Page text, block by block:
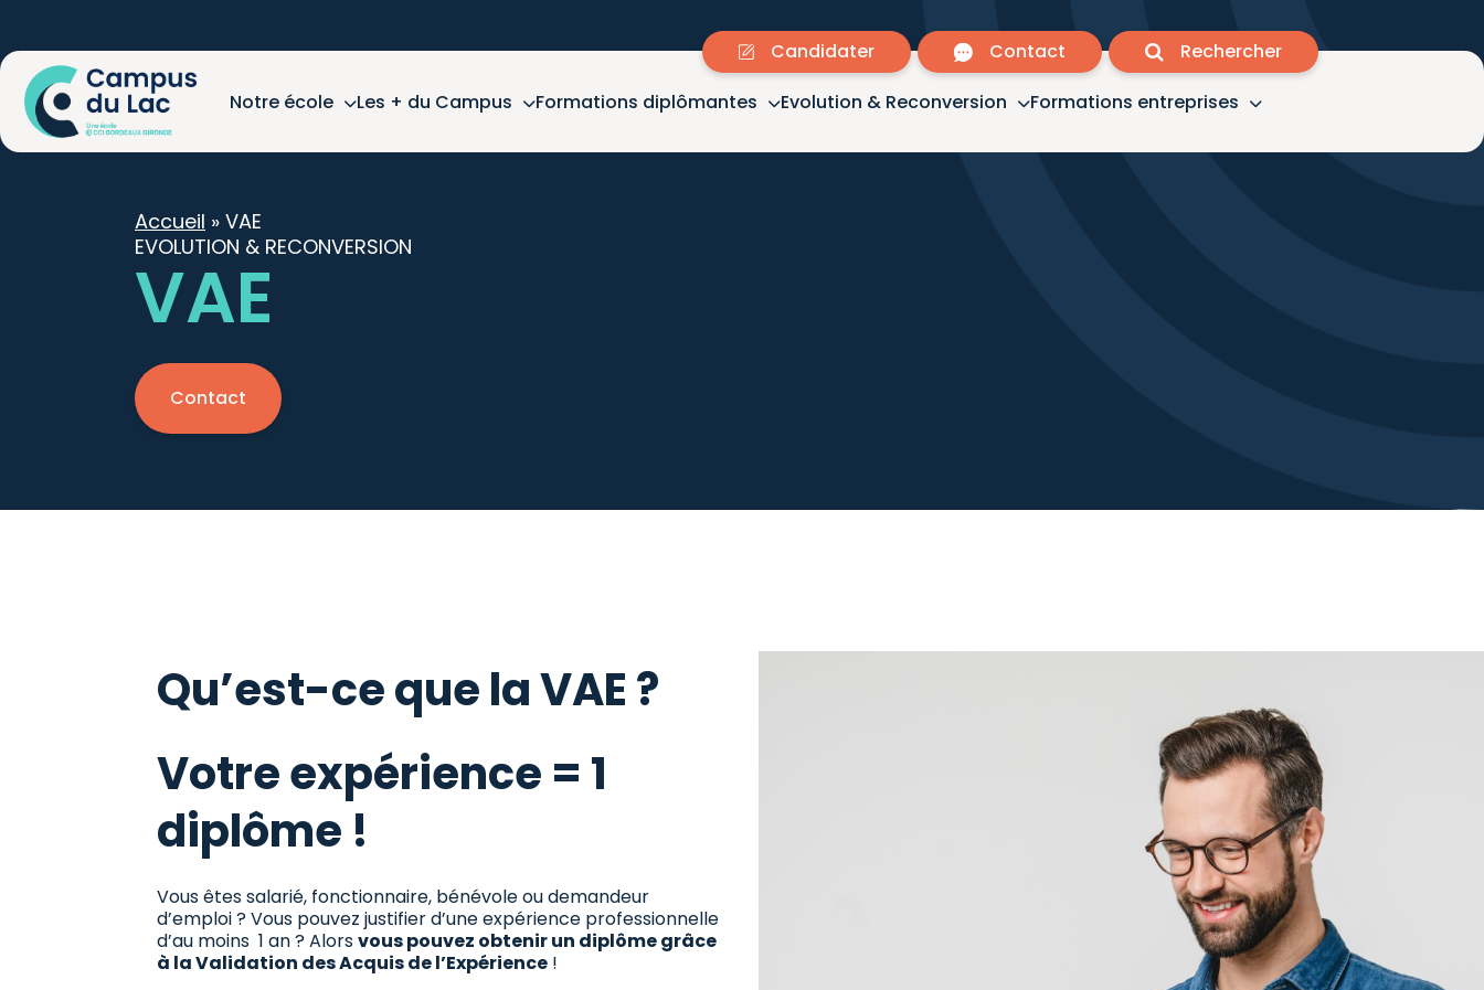
Candidater Contact
Rechercher
Notre école
Les + du Campus Formations diplômantes Evolution & Reconversion Formations entreprises
Accueil » VAE
EVOLUTION & RECONVERSION
VAE
Contact
Qu’est-ce que la VAE ?
Votre expérience = 1
diplôme !
Vous êtes salarié, fonctionnaire, bénévole ou demandeur
d’emploi ? Vous pouvez justifier d’une expérience professionnelle
d’au moins 1 an ? Alorsvous pouvez obtenir un diplôme grâce
à la Validation des Acquis de l’Expérience !